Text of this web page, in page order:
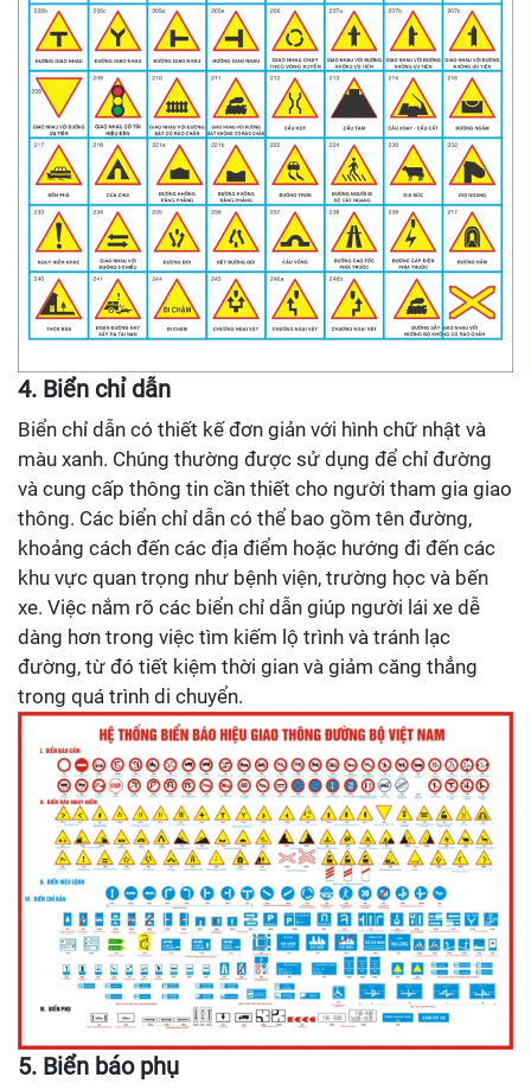
4. Biển chỉ dẫn
Biển chỉ dẫn có thiết kế đơn giản với hình chữ nhật và
màu xanh. Chúng thường được sử dụng để chỉ đường
và cung cấp thông tin cần thiết cho người tham gia giao
thông. Các biển chỉ dẫn có thể bao gồm tên đường,
khoảng cách đến các địa điểm hoặc hướng đi đến các
khu vực quan trọng như bệnh viện, trường học và bến
xe. Việc nắm rõ các biển chỉ dẫn giúp người lái xe dễ
dàng hơn trong việc tìm kiếm lộ trình và tránh lạc
đường, từ đó tiết kiệm thời gian và giảm căng thẳng
trong quá trình di chuyển.
5. Biển báo phụ